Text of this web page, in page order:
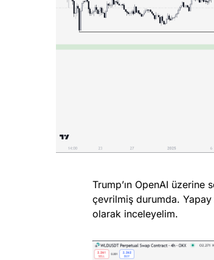
Trump’ın OpenAI üzerine
çevrilmiş durumda. Yapay
olarak inceleyelim.